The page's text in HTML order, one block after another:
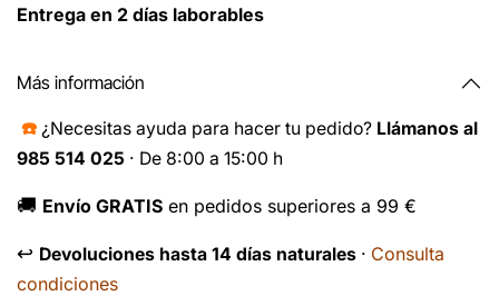
Entrega en 2 días laborables
Más información
☎️ ¿Necesitas ayuda para hacer tu pedido? Llámanos al
985 514 025 · De 8:00 a 15:00 h
🚚 Envío GRATIS en pedidos superiores a 99 €
↩️ Devoluciones hasta 14 días naturales · Consulta
condiciones